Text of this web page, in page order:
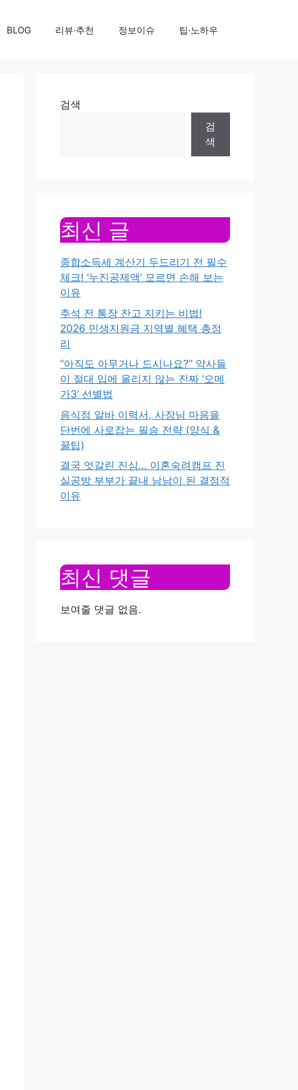
BLOG 리뷰·추천 정보이슈 팁·노하우
검색
검
색
최신 글
종합소득세 계산기 두드리기 전 필수
체크! ‘누진공제액’ 모르면 손해 보는
이유
추석 전 통장 잔고 지키는 비법!
2026 민생지원금 지역별 혜택 총정
리
“아직도 아무거나 드시나요?” 약사들
이 절대 입에 올리지 않는 진짜 ‘오메
가3’ 선별법
음식점 알바 이력서, 사장님 마음을
단번에 사로잡는 필승 전략 (양식 &
꿀팁)
결국 엇갈린 진심… 이혼숙려캠프 진
실공방 부부가 끝내 남남이 된 결정적
이유
최신 댓글
보여줄 댓글 없음.